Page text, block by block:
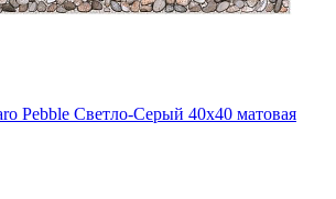
Pebble Светло-Серый 40x40 матовая